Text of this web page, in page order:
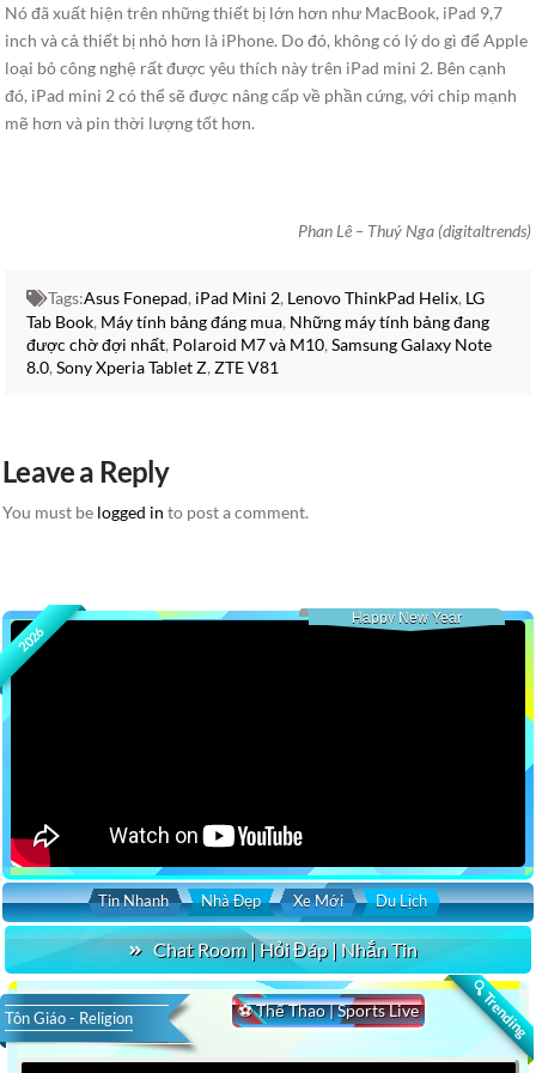
Nó đã xuất hiện trên những thiết bị lớn hơn như MacBook, iPad 9,7
inch và cả thiết bị nhỏ hơn là iPhone. Do đó, không có lý do gì để Apple
loại bỏ công nghệ rất được yêu thích này trên iPad mini 2. Bên cạnh
đó, iPad mini 2 có thể sẽ được nâng cấp về phần cứng, với chip mạnh
mẽ hơn và pin thời lượng tốt hơn.
Phan Lê – Thuý Nga (digitaltrends)
Tags:Asus Fonepad, iPad Mini 2, Lenovo ThinkPad Helix, LG
Tab Book, Máy tính bảng đáng mua, Những máy tính bảng đang
được chờ đợi nhất, Polaroid M7 và M10, Samsung Galaxy Note
8.0, Sony Xperia Tablet Z, ZTE V81
Leave a Reply
You must be logged in to post a comment.
2026
Happy New Year
Tin Nhanh Nhà Đẹp Xe Mới Du Lịch
Chat Room | Hỏi Đáp | Nhắn Tin
🔍 Trending
⚽ Thể Thao | Sports Live
Tôn Giáo - Religion